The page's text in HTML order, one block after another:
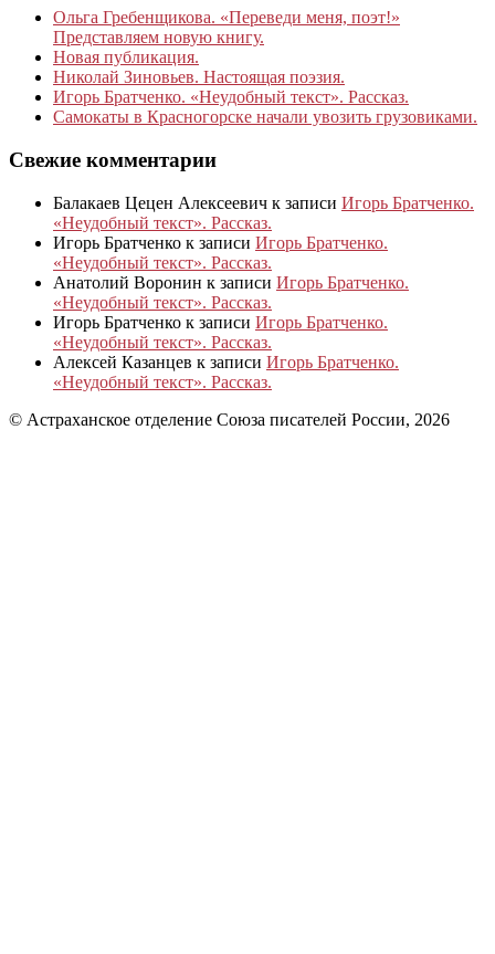
Ольга Гребенщикова. «Переведи меня, поэт!»
Представляем новую книгу.
Новая публикация.
Николай Зиновьев. Настоящая поэзия.
Игорь Братченко. «Неудобный текст». Рассказ.
Самокаты в Красногорске начали увозить грузовиками.
Свежие комментарии
Балакаев Цецен Алексеевич к записи Игорь Братченко.
«Неудобный текст». Рассказ.
Игорь Братченко к записи Игорь Братченко.
«Неудобный текст». Рассказ.
Анатолий Воронин к записи Игорь Братченко.
«Неудобный текст». Рассказ.
Игорь Братченко к записи Игорь Братченко.
«Неудобный текст». Рассказ.
Алексей Казанцев к записи Игорь Братченко.
«Неудобный текст». Рассказ.
© Астраханское отделение Союза писателей России, 2026